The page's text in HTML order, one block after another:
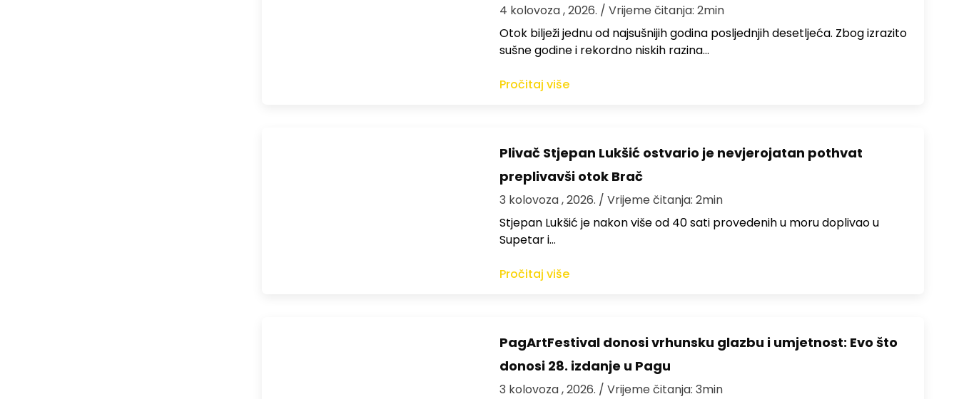
4 kolovoza , 2026. / Vrijeme čitanja: 2min
Otok bilježi jednu od najsušnijih godina posljednjih desetljeća. Zbog izrazito
sušne godine i rekordno niskih razina…
Pročitaj više
Plivač Stjepan Lukšić ostvario je nevjerojatan pothvat
preplivavši otok Brač
3 kolovoza , 2026. / Vrijeme čitanja: 2min
St​jepan Lukšić je nakon više od 40 sati provedenih u moru doplivao u
Supetar i…
Pročitaj više
PagArtFestival donosi vrhunsku glazbu i umjetnost: Evo što
donosi 28. izdanje u Pagu
3 kolovoza , 2026. / Vrijeme čitanja: 3min